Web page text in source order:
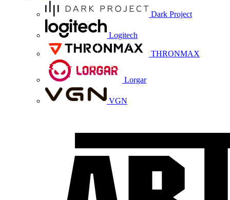
Dark Project
Logitech
THRONMAX
Lorgar
VGN